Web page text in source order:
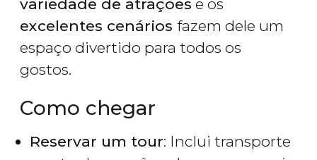
variedade de atrações e os
excelentes cenários fazem dele um
espaço divertido para todos os
gostos.
Como chegar
Reservar um tour: Inclui transporte